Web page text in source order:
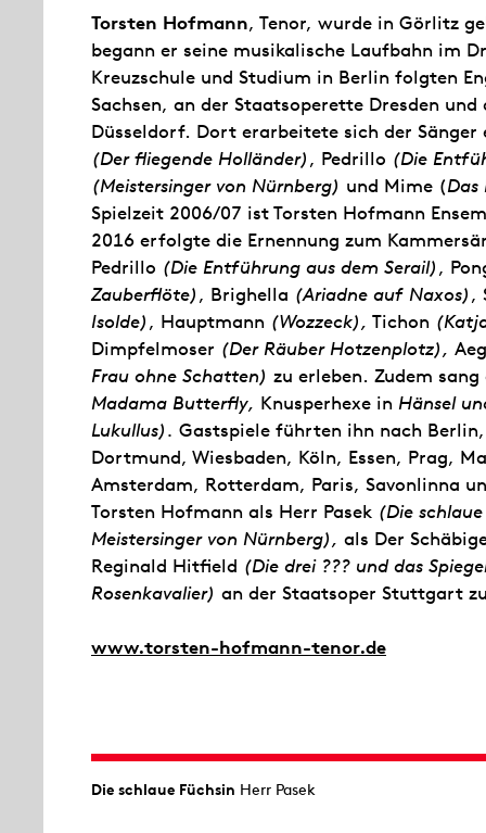
Torsten Hofmann, Tenor, wurde in Görlitz
begann er seine musikalische Laufbahn im
Kreuzschule und Studium in Berlin folgten
Sachsen, an der Staatsoperette Dresden
Düsseldorf. Dort erarbeitete sich der
(Der fliegende Holländer), Pedrillo (Die
(Meistersinger von Nürnberg) und Mime (Das
Spielzeit 2006/07 ist Torsten Hofmann
2016 erfolgte die Ernennung zum
Pedrillo (Die Entführung aus dem Serail),
Zauberflöte), Brighella (Ariadne auf Naxos),
Isolde), Hauptmann (Wozzeck), Tichon
Dimpfelmoser (Der Räuber Hotzenplotz),
Frau ohne Schatten) zu erleben. Zudem
Madama Butterfly, Knusperhexe in Hänsel
Lukullus). Gastspiele führten ihn nach
Dortmund, Wiesbaden, Köln, Essen, Prag,
Amsterdam, Rotterdam, Paris, Savonlinna
Torsten Hofmann als Herr Pasek (Die
Meistersinger von Nürnberg), als Der
Reginald Hitfield (Die drei ??? und das
Rosenkavalier) an der Staatsoper Stuttgart
www.torsten-hofmann-tenor.de
Die schlaue Füchsin Herr Pasek